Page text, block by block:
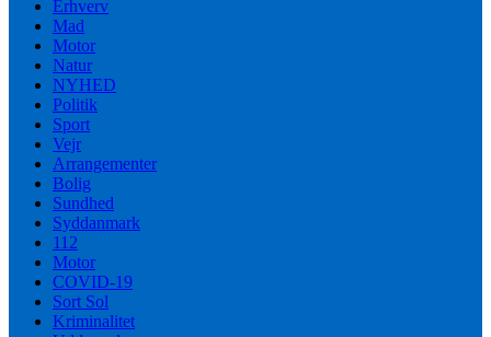
Erhverv
Mad
Motor
Natur
NYHED
Politik
Sport
Vejr
Arrangementer
Bolig
Sundhed
Syddanmark
112
Motor
COVID-19
Sort Sol
Kriminalitet